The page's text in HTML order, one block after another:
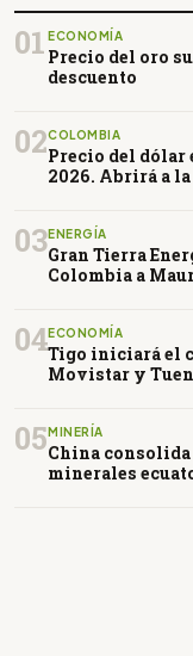
01 ECONOMÍA
Precio del oro
descuento
02COLOMBIA
Precio del dólar
2026. Abrirá a la
03ENERGÍA
Gran Tierra
Colombia a
04ECONOMÍA
Tigo iniciará el
Movistar y
05 MINERÍA
China consolida
minerales